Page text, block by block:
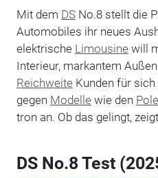
Mit dem DSNo.8 stellt die
Automobiles ihr neues
elektrische Limousine will
Interieur, markantem
Reichweite Kunden für
gegen Modelle wie den
tron an. Ob das gelingt,
DS No.8 Test